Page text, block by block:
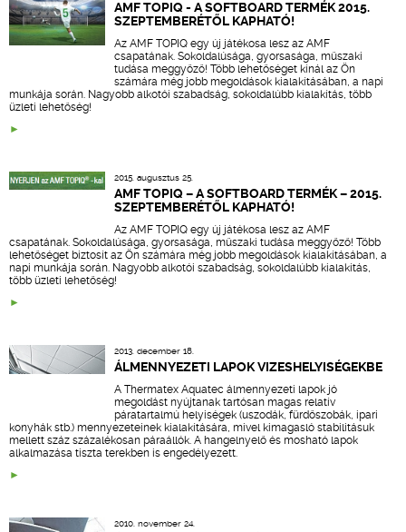
AMF TOPIQ - A SOFTBOARD TERMÉK 2015.
SZEPTEMBERÉTŐL KAPHATÓ!
Az AMF TOPIQ egy új játékosa lesz az AMF
csapatának. Sokoldalúsága, gyorsasága, műszaki
tudása meggyőző! Több lehetőséget kínál az Ön
számára még jobb megoldások kialakításában, a napi
munkája során. Nagyobb alkotói szabadság, sokoldalúbb kialakítás, több
üzleti lehetőség!
2015. augusztus 25.
AMF TOPIQ – A SOFTBOARD TERMÉK – 2015.
SZEPTEMBERÉTŐL KAPHATÓ!
Az AMF TOPIQ egy új játékosa lesz az AMF
csapatának. Sokoldalúsága, gyorsasága, műszaki tudása meggyőző! Több
lehetőséget biztosít az Ön számára még jobb megoldások kialakításában, a
napi munkája során. Nagyobb alkotói szabadság, sokoldalúbb kialakítás,
több üzleti lehetőség!
2013. december 18.
ÁLMENNYEZETI LAPOK VIZESHELYISÉGEKBE
A Thermatex Aquatec álmennyezeti lapok jó
megoldást nyújtanak tartósan magas relatív
páratartalmú helyiségek (uszodák, fürdőszobák, ipari
konyhák stb.) mennyezeteinek kialakítására, mivel kimagasló stabilitásuk
mellett száz százalékosan páraállók. A hangelnyelő és mosható lapok
alkalmazása tiszta terekben is engedélyezett.
2010. november 24.